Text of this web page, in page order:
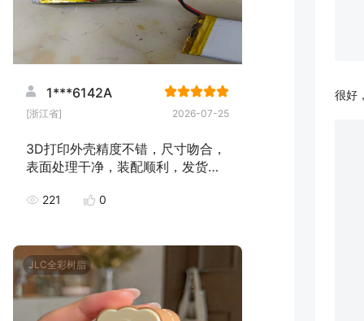
1***6142A
[浙江省] 2026-07-25
3D打印外壳精度不错，尺寸吻合，
表面处理干净，装配顺利，发货速
221 0
JLC全彩树脂
很好